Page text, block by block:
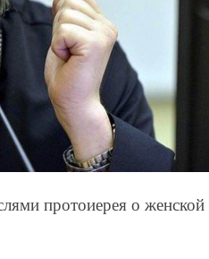
протоиерея о женской